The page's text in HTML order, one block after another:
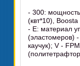
- 300: мощность
(квт*10),
- Е: материал
(эластомеров)
каучук); V -